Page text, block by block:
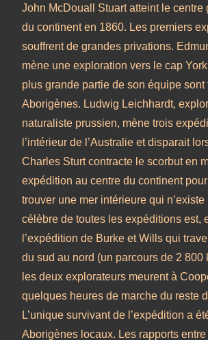
John McDouall Stuart atteint le centre
du continent en 1860. Les premiers
souffrent de grandes privations.
mène une exploration vers le cap
plus grande partie de son équipe sont
Aborigènes. Ludwig Leichhardt,
naturaliste prussien, mène trois
l’intérieur de l’Australie et disparait
Charles Sturt contracte le scorbut en
expédition au centre du continent
trouver une mer intérieure qui
célèbre de toutes les expéditions est,
l’expédition de Burke et Wills qui
du sud au nord (un parcours de 2 800
les deux explorateurs meurent à
quelques heures de marche du reste
L’unique survivant de l’expédition a
Aborigènes locaux. Les rapports